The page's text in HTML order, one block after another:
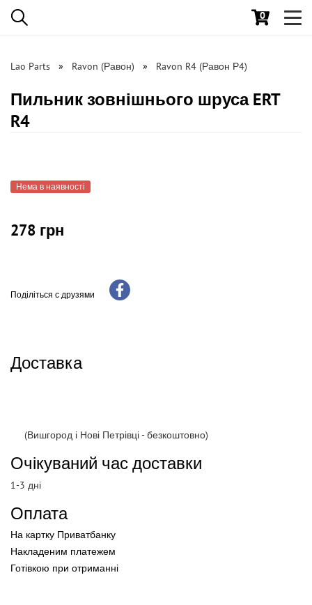
0
Lao Parts Ravon (Равон) Ravon R4 (Равон Р4)
Пильник зовнішнього шруса ERT
R4
Нема в наявності
278 грн
Поділіться с друзями
Доставка
(Вишгород і Нові Петрівці - безкоштовно)
Очікуваний час доставки
1-3 дні
Оплата
На картку Приватбанку
Накладеним платежем
Готівкою при отриманні